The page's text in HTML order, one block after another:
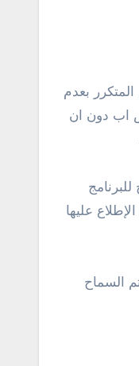
اب دون ان
عليها
السماح